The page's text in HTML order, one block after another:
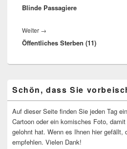
Beitrag:
Blinde Passagiere
Weiter →
Beitrag:
Öffentliches Sterben (11)
Seitenleisten-
Widgetbereich
Schön, dass Sie
Auf dieser Seite finden Sie jeden Tag
Cartoon oder ein komisches Foto,
gelohnt hat. Wenn es Ihnen hier gefällt,
empfehlen. Vielen Dank!